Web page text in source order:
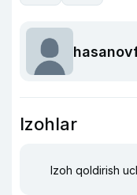
Izohlar
Izoh qoldirish